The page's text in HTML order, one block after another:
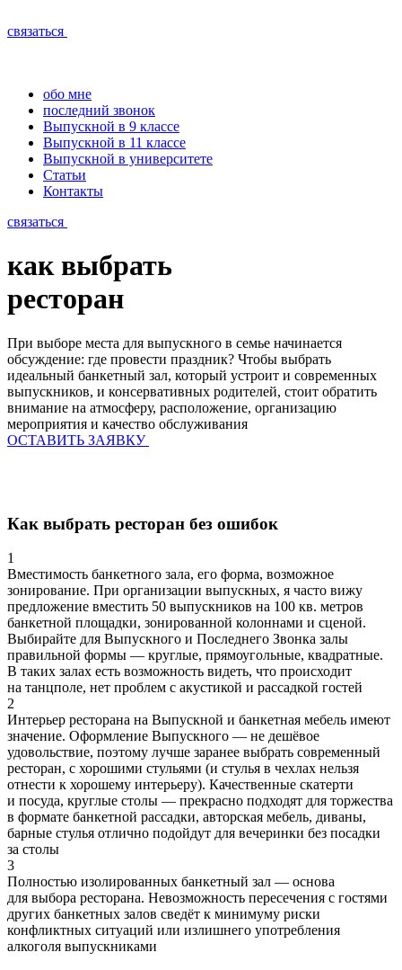
связаться
обо мне
последний звонок
Выпускной в 9 классе
Выпускной в 11 классе
Выпускной в университете
Статьи
Контакты
связаться
как выбрать
ресторан
При выборе места для выпускного в семье начинается
обсуждение: где провести праздник? Чтобы выбрать
идеальный банкетный зал, который устроит и современных
выпускников, и консервативных родителей, стоит обратить
внимание на атмосферу, расположение, организацию
мероприятия и качество обслуживания
ОСТАВИТЬ ЗАЯВКУ
Как выбрать ресторан без ошибок
1
Вместимость банкетного зала, его форма, возможное
зонирование. При организации выпускных, я часто вижу
предложение вместить 50 выпускников на 100 кв. метров
банкетной площадки, зонированной колоннами и сценой.
Выбирайте для Выпускного и Последнего Звонка залы
правильной формы — круглые, прямоугольные, квадратные.
В таких залах есть возможность видеть, что происходит
на танцполе, нет проблем с акустикой и рассадкой гостей
2
Интерьер ресторана на Выпускной и банкетная мебель имеют
значение. Оформление Выпускного — не дешёвое
удовольствие, поэтому лучше заранее выбрать современный
ресторан, с хорошими стульями (и стулья в чехлах нельзя
отнести к хорошему интерьеру). Качественные скатерти
и посуда, круглые столы — прекрасно подходят для торжества
в формате банкетной рассадки, авторская мебель, диваны,
барные стулья отлично подойдут для вечеринки без посадки
за столы
3
Полностью изолированных банкетный зал — основа
для выбора ресторана. Невозможность пересечения с гостями
других банкетных залов сведёт к минимуму риски
конфликтных ситуаций или излишнего употребления
алкоголя выпускниками